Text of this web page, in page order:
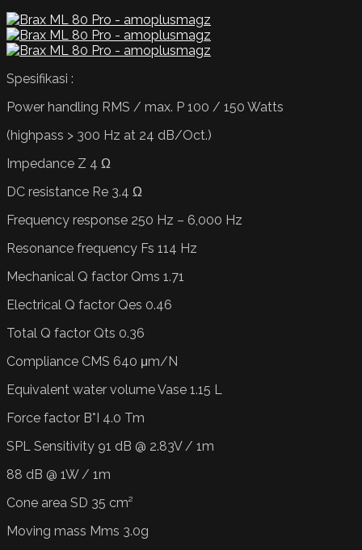
Spesifikasi :
Power handling RMS / max. P 100 / 150 Watts
(highpass > 300 Hz at 24 dB/Oct.)
Impedance Z 4 Ω
DC resistance Re 3.4 Ω
Frequency response 250 Hz – 6,000 Hz
Resonance frequency Fs 114 Hz
Mechanical Q factor Qms 1.71
Electrical Q factor Qes 0.46
Total Q factor Qts 0.36
Compliance CMS 640 μm/N
Equivalent water volume Vase 1.15 L
Force factor B*I 4.0 Tm
SPL Sensitivity 91 dB @ 2.83V / 1m
88 dB @ 1W / 1m
Cone area SD 35 cm²
Moving mass Mms 3.0g